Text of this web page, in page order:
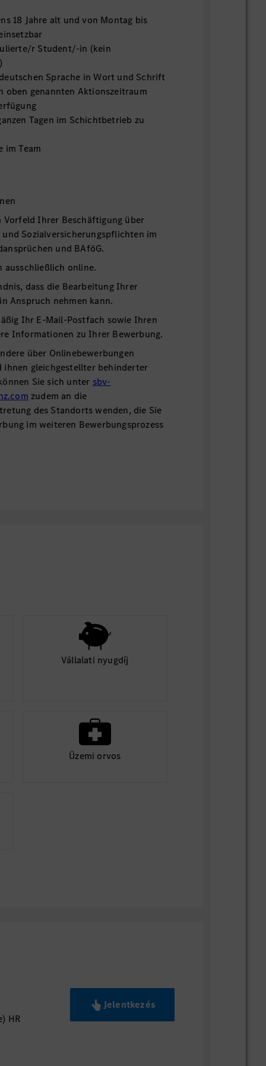
18 Jahre alt und von Montag bis
r Student/-in (kein
Sprache in Wort und Schrift
oben genannten Aktionszeitraum
Tagen im Schichtbetrieb zu
im Team
Vorfeld Ihrer Beschäftigung über
Sozialversicherungspflichten im
und BAföG.
ausschließlich online.
dass die Bearbeitung Ihrer
Anspruch nehmen kann.
Ihr E-Mail-Postfach sowie Ihren
Informationen zu Ihrer Bewerbung.
über Onlinebewerbungen
ihnen gleichgestellter behinderter
Sie sich unter sbv-
zudem an die
des Standorts wenden, die Sie
im weiteren Bewerbungsprozess
Vállalati nyugdíj
Üzemi orvos
HR
Jelentkezés